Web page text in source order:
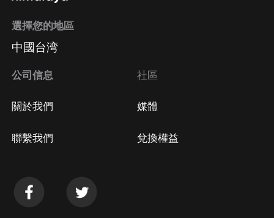
選擇您的地區
中國台湾
公司信息
關於我們
聯繫我們
社區
媒體
兌換權益